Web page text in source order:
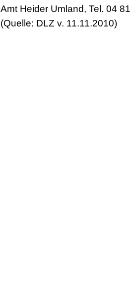
Amt Heider Umland, Tel. 04
(Quelle: DLZ v. 11.11.2010)